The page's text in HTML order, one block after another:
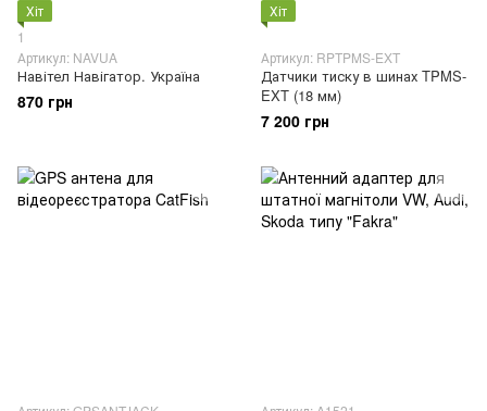
Хіт
1
Артикул: NAVUA
Навітел Навігатор. Україна
870 грн
Хіт
Артикул: RPTPMS-EXT
Датчики тиску в шинах TPMS-
EXT (18 мм)
7 200 грн